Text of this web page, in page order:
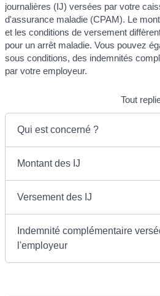
journalières (IJ) versées par votre
d'assurance maladie (CPAM). Le
et les conditions de versement
pour un arrêt maladie. Vous pouvez
sous conditions, des indemnités
par votre employeur.
Tout
Qui est concerné ?
Montant des IJ
Versement des IJ
Indemnité complémentaire
l'employeur